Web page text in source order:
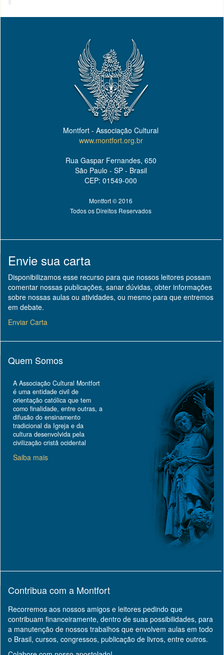
Montfort - Associação Cultural
www.montfort.org.br
Rua Gaspar Fernandes, 650
São Paulo - SP - Brasil
CEP: 01549-000
Montfort © 2016
Todos os Direitos Reservados
Envie sua carta
Disponibilizamos esse recurso para que nossos leitores possam
comentar nossas publicações, sanar dúvidas, obter informações
sobre nossas aulas ou atividades, ou mesmo para que entremos
em debate.
Enviar Carta
Quem Somos
A Associação Cultural Montfort
é uma entidade civil de
orientação católica que tem
como finalidade, entre outras, a
difusão do ensinamento
tradicional da Igreja e da
cultura desenvolvida pela
civilização cristã ocidental
Saiba mais
Contribua com a Montfort
Recorremos aos nossos amigos e leitores pedindo que
contribuam financeiramente, dentro de suas possibilidades, para
a manutenção de nossos trabalhos que envolvem aulas em todo
o Brasil, cursos, congressos, publicação de livros, entre outros.